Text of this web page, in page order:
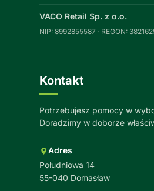
VACO Retail Sp. z o.o.
NIP: 8992855587 · REGON:
Kontakt
Potrzebujesz pomocy w
Doradzimy w doborze
Adres
Południowa 14
55-040 Domasław